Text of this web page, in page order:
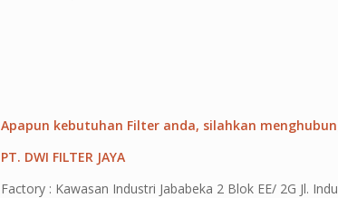
Apapun kebutuhan Filter anda, silahkan
PT. DWI FILTER JAYA
Factory : Kawasan Industri Jababeka 2 Blok EE/ 2G Jl.